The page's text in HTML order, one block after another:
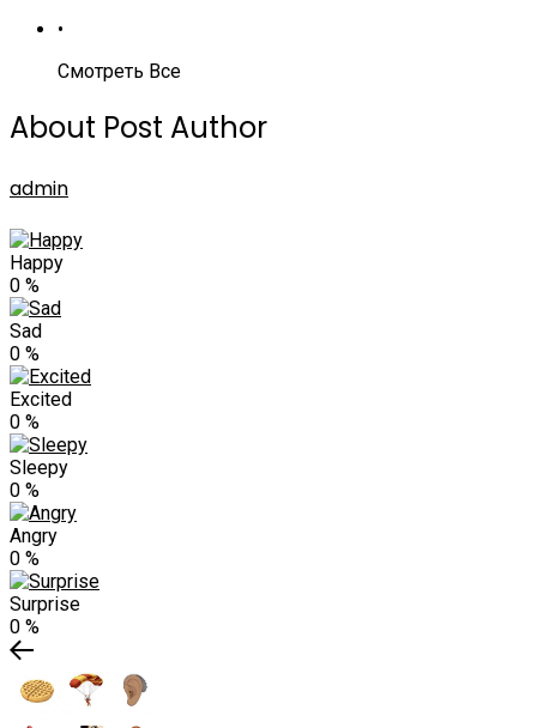
•
Смотреть Все
About Post Author
admin
Happy
0 %
Sad
0 %
Excited
0 %
Sleepy
0 %
Angry
0 %
Surprise
0 %